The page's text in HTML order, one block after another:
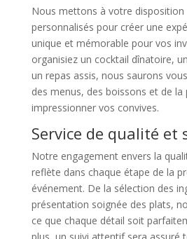
Nous mettons à votre disposition
personnalisés pour créer une
unique et mémorable pour vos
organisiez un cocktail dînatoire,
un repas assis, nous saurons
des menus, des boissons et de
impressionner vos convives.
Service de qualité
Notre engagement envers la
reflète dans chaque étape de la
événement. De la sélection des
présentation soignée des plats,
ce que chaque détail soit